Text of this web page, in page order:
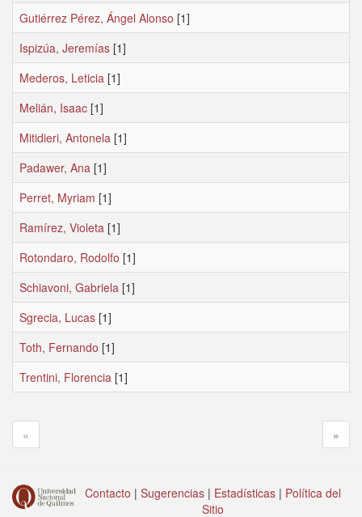
Gutiérrez Pérez, Ángel Alonso [1]
Ispizúa, Jeremías [1]
Mederos, Leticia [1]
Melián, Isaac [1]
Mitidieri, Antonela [1]
Padawer, Ana [1]
Perret, Myriam [1]
Ramírez, Violeta [1]
Rotondaro, Rodolfo [1]
Schiavoni, Gabriela [1]
Sgrecia, Lucas [1]
Toth, Fernando [1]
Trentini, Florencia [1]
« »
Contacto | Sugerencias | Estadísticas | Política del
Sitio